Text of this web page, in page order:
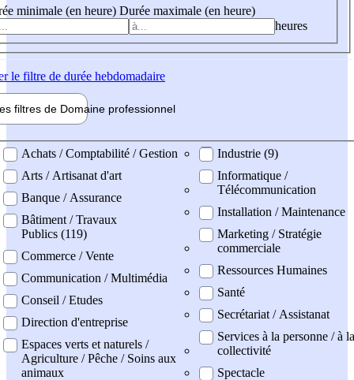
minimale (en heure) Durée maximale (en heure)
heures
le filtre de durée hebdomadaire
filtres de Domaine professionnel
professionel
Achats / Comptabilité / Gestion
Arts / Artisanat d'art
Banque / Assurance
Bâtiment / Travaux
Publics (119)
Commerce / Vente
Communication / Multimédia
Conseil / Etudes
Direction d'entreprise
Espaces verts et naturels /
Agriculture / Pêche / Soins aux
animaux
Industrie (9)
Informatique /
Télécommunication
Installation / Maintenance
Marketing / Stratégie
commerciale
Ressources Humaines
Santé
Secrétariat / Assistanat
Services à la personne / à la
collectivité
Spectacle